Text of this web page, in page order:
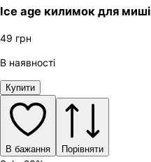
Ice age килимок для миші
49 грн
В наявності
Купити
В бажання Порівняти